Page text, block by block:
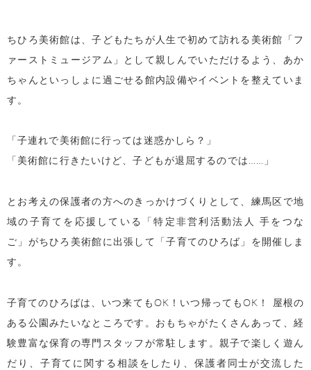
ちひろ美術館は、子どもたちが人生で初めて訪れる美術館「フ
ァーストミュージアム」として親しんでいただけるよう、あか
ちゃんといっしょに過ごせる館内設備やイベントを整えていま
す。
「子連れで美術館に行っては迷惑かしら？」
「美術館に行きたいけど、子どもが退屈するのでは……」
とお考えの保護者の方へのきっかけづくりとして、練馬区で地
域の子育てを応援している「特定非営利活動法人 手をつな
ご」がちひろ美術館に出張して「子育てのひろば」を開催しま
す。
子育てのひろばは、いつ来てもOK！いつ帰ってもOK！ 屋根の
ある公園みたいなところです。おもちゃがたくさんあって、経
験豊富な保育の専門スタッフが常駐します。親子で楽しく遊ん
だり、子育てに関する相談をしたり、保護者同士が交流した